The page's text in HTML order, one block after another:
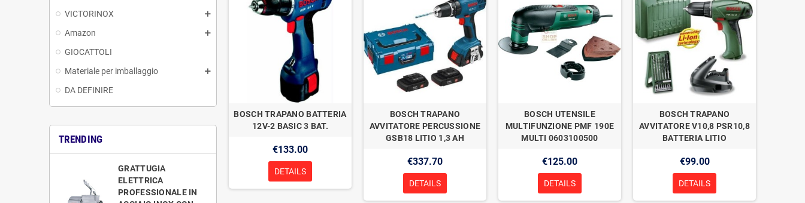
VICTORINOX
Amazon
GIOCATTOLI
Materiale per imballaggio
DA DEFINIRE
TRENDING
GRATTUGIA
ELETTRICA
PROFESSIONALE IN
BOSCH TRAPANO BATTERIA
12V-2 BASIC 3 BAT.
€133.00
DETAILS
BOSCH TRAPANO
AVVITATORE PERCUSSIONE
GSB18 LITIO 1,3 AH
€337.70
DETAILS
BOSCH UTENSILE
MULTIFUNZIONE PMF 190E
MULTI 0603100500
€125.00
DETAILS
BOSCH TRAPANO
AVVITATORE V10,8 PSR10,8
BATTERIA LITIO
€99.00
DETAILS